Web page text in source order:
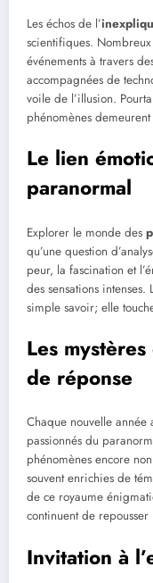
Les échos de l’
scientifiques.
événements à travers
accompagnées de
voile de l’illusion.
phénomènes
Le lien
paranormal
Explorer le monde des
qu’une question
peur, la fascination et
des sensations
simple savoir; elle
Les
de réponse
Chaque nouvelle année
passionnés du
phénomènes encore
souvent enrichies de
de ce royaume
continuent de
Invitation à